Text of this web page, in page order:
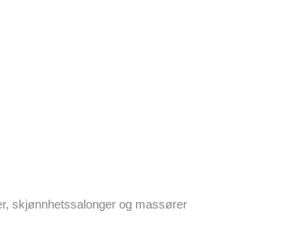
skjønnhetssalonger og massører